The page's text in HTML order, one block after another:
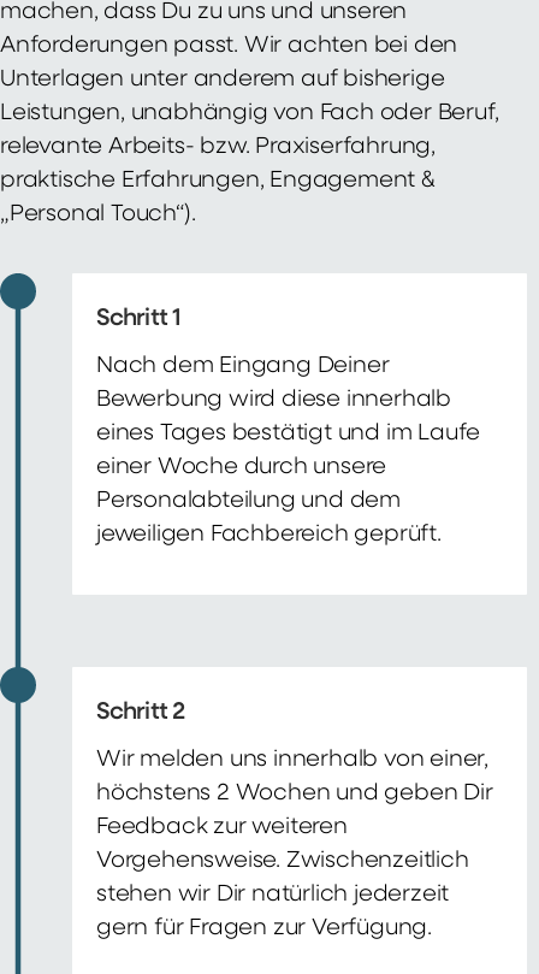
machen, dass Du zu uns und unseren
Anforderungen passt. Wir achten bei den
Unterlagen unter anderem auf bisherige
Leistungen, unabhängig von Fach oder Beruf,
relevante Arbeits- bzw. Praxiserfahrung,
praktische Erfahrungen, Engagement &
„Personal Touch“).
Schritt 1
Nach dem Eingang Deiner
Bewerbung wird diese innerhalb
eines Tages bestätigt und im Laufe
einer Woche durch unsere
Personalabteilung und dem
jeweiligen Fachbereich geprüft.
Schritt 2
Wir melden uns innerhalb von einer,
höchstens 2 Wochen und geben Dir
Feedback zur weiteren
Vorgehensweise. Zwischenzeitlich
stehen wir Dir natürlich jederzeit
gern für Fragen zur Verfügung.